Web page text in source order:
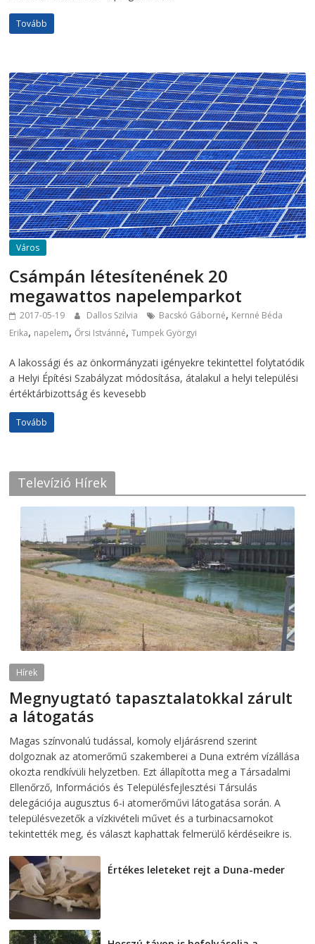
Tovább
Város
Csámpán létesítenének 20
megawattos napelemparkot
2017-05-19 Dallos Szilvia Bacskó Gáborné, Kernné Béda
Erika, napelem,Őrsi Istvánné,Tumpek Györgyi
A lakossági és az önkormányzati igényekre tekintettel folytatódik
a Helyi Építési Szabályzat módosítása, átalakul a helyi települési
értéktárbizottság és kevesebb
Tovább
Televízió Hírek
Hírek
Megnyugtató tapasztalatokkal zárult
a látogatás
Magas színvonalú tudással, komoly eljárásrend szerint
dolgoznak az atomerőmű szakemberei a Duna extrém vízállása
okozta rendkívüli helyzetben. Ezt állapította meg a Társadalmi
Ellenőrző, Információs és Településfejlesztési Társulás
delegációja augusztus 6-i atomerőművi látogatása során. A
településvezetők a vízkivételi művet és a turbinacsarnokot
tekintették meg, és választ kaphattak felmerülő kérdéseikre is.
Értékes leleteket rejt a Duna-meder